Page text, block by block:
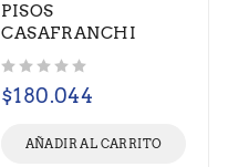
PISOS
CASAFRANCHI
$180.044
AÑADIR AL CARRITO